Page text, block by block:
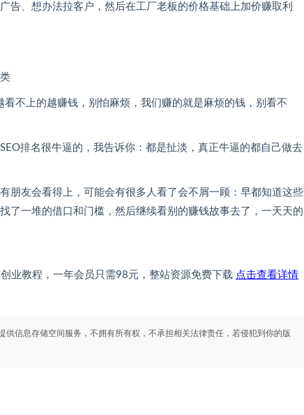
告、想办法拉客户，然后在工厂老板的价格基础上加价赚取利
不上的越赚钱，别怕麻烦，我们赚的就是麻烦的钱，别看不
排名很牛逼的，我告诉你：都是扯淡，真正牛逼的都自己做去
朋友会看得上，可能会有很多人看了会不屑一顾：早都知道这些
了一堆的借口和门槛，然后继续看别的赚钱故事去了，一天天的
业教程，一年会员只需98元，整站资源免费下载 点击查看详情
供信息存储空间服务，不拥有所有权，不承担相关法律责任，若侵犯到你的版